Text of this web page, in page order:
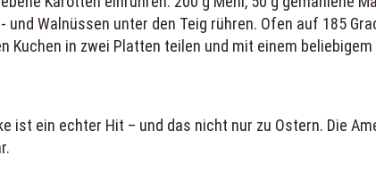
Walnüssen unter den Teig rühren. Ofen auf 185
Kuchen in zwei Platten teilen und mit einem
ist ein echter Hit – und das nicht nur zu Ostern. Die